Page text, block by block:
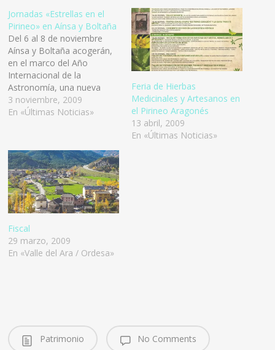
Jornadas «Estrellas en el
Pirineo» en Aínsa y Boltaña
Del 6 al 8 de noviembre
Aínsa y Boltaña acogerán,
en el marco del Año
Internacional de la
Astronomía, una nueva
edición de las jornadas
"Estrellas en el Pirineo",
Huesca y la Asociación
Empresarial de Sobrarbe.
Las actividades de
observación nocturna se
desarrollan en…
3 noviembre, 2009
En «Últimas Noticias»
Feria de Hierbas
Medicinales y Artesanos en
el Pirineo Aragonés
13 abril, 2009
En «Últimas Noticias»
Fiscal
29 marzo, 2009
En «Valle del Ara / Ordesa»
Patrimonio No Comments